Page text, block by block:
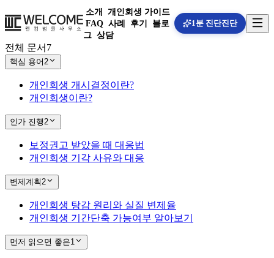
소개
개인회생 가이드
FAQ 사례 후기
블로
그 상담
1분 진단진단
전체 문서 7
핵심 용어2
개인회생 개시결정이란?
개인회생이란?
인가 진행2
보정권고 받았을 때 대응법
개인회생 기각 사유와 대응
변제계획2
개인회생 탕감 원리와 실질 변제율
개인회생 기간단축 가능여부 알아보기
먼저 읽으면 좋은1